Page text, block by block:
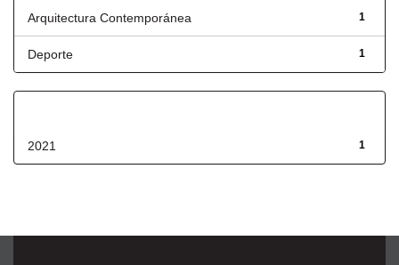
1
Arquitectura Contemporánea
1
Deporte
1
2021